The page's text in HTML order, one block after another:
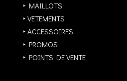
‣ MAILLOTS
‣ VETEMENTS
‣ ACCESSOIRES
‣ PROMOS
‣ POINTS DE VENTE